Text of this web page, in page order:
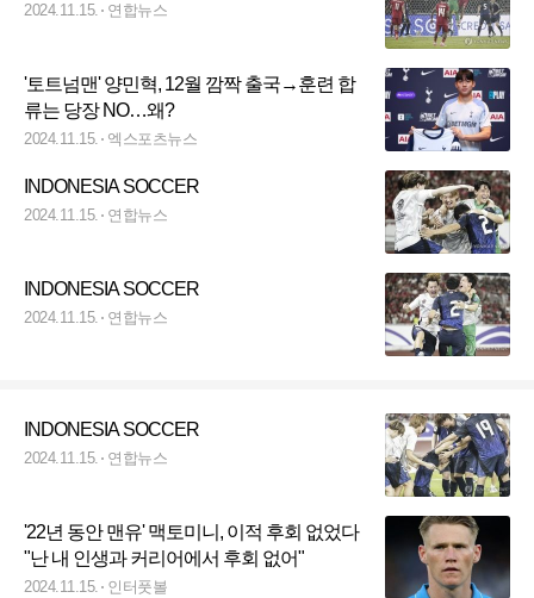
2024.11.15. 연합뉴스
'토트넘맨' 양민혁, 12월 깜짝 출국→훈련 합
류는 당장 NO…왜?
2024.11.15. 엑스포츠뉴스
INDONESIA SOCCER
2024.11.15. 연합뉴스
INDONESIA SOCCER
2024.11.15. 연합뉴스
INDONESIA SOCCER
2024.11.15. 연합뉴스
'22년 동안 맨유' 맥토미니, 이적 후회 없었다
"난 내 인생과 커리어에서 후회 없어"
2024.11.15. 인터풋볼